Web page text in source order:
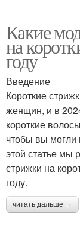
Какие
на
году
Введение
Короткие
женщин, и в
короткие
чтобы вы могли
этой статье мы
стрижки на
году.
читать дальше →